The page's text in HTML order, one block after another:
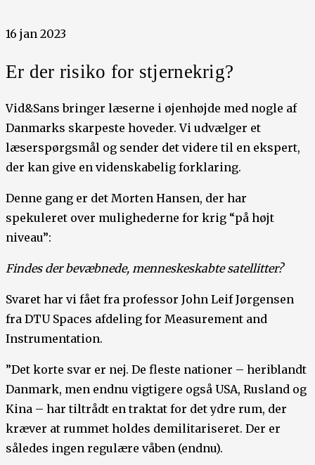
16 jan 2023
Er der risiko for stjernekrig?
Vid&Sans bringer læserne i øjenhøjde med nogle af
Danmarks skarpeste hoveder. Vi udvælger et
læserspørgsmål og sender det videre til en ekspert,
der kan give en videnskabelig forklaring.
Denne gang er det Morten Hansen, der har
spekuleret over mulighederne for krig “på højt
niveau”:
Findes der bevæbnede, menneskeskabte satellitter?
Svaret har vi fået fra professor John Leif Jørgensen
fra DTU Spaces afdeling for Measurement and
Instrumentation.
”Det korte svar er nej. De fleste nationer – heriblandt
Danmark, men endnu vigtigere også USA, Rusland og
Kina – har tiltrådt en traktat for det ydre rum, der
kræver at rummet holdes demilitariseret. Der er
således ingen regulære våben (endnu).